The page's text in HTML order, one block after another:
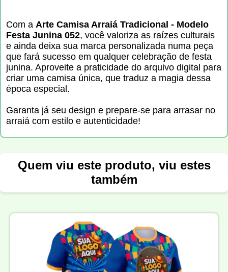
Com a Arte Camisa Arraiá Tradicional - Modelo
Festa Junina 052, você valoriza as raízes culturais
e ainda deixa sua marca personalizada numa peça
que fará sucesso em qualquer celebração de festa
junina. Aproveite a praticidade do arquivo digital para
criar uma camisa única, que traduz a magia dessa
época especial.
Garanta já seu design e prepare-se para arrasar no
arraiá com estilo e autenticidade!
Quem viu este produto, viu estes
também